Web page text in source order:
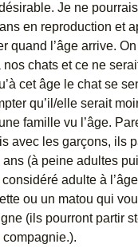
Je ne
en reproduction et
quand l’âge arrive.
nos chats et ce ne
cet âge le chat se
qu’il/elle serait
famille vu l’âge.
avec les garçons, ils
ans (à peine adultes
adulte à l’âge
ou un matou qui
(ils pourront partir